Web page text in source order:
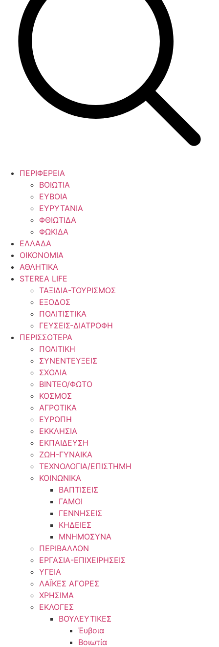
ΠΕΡΙΦΕΡΕΙΑ
ΒΟΙΩΤΙΑ
ΕΥΒΟΙΑ
ΕΥΡΥΤΑΝΙΑ
ΦΘΙΩΤΙΔΑ
ΦΩΚΙΔΑ
ΕΛΛΑΔΑ
ΟΙΚΟΝΟΜΙΑ
ΑΘΛΗΤΙΚΑ
STEREA LIFE
ΤΑΞΙΔΙΑ-ΤΟΥΡΙΣΜΟΣ
ΕΞΟΔΟΣ
ΠΟΛΙΤΙΣΤΙΚΑ
ΓΕΥΣΕΙΣ-ΔΙΑΤΡΟΦΗ
ΠΕΡΙΣΣΟΤΕΡΑ
ΠΟΛΙΤΙΚΗ
ΣΥΝΕΝΤΕΥΞΕΙΣ
ΣΧΟΛΙΑ
ΒΙΝΤΕΟ/ΦΩΤΟ
ΚΟΣΜΟΣ
ΑΓΡΟΤΙΚΑ
ΕΥΡΩΠΗ
ΕΚΚΛΗΣΙΑ
ΕΚΠΑΙΔΕΥΣΗ
ΖΩΗ-ΓΥΝΑΙΚΑ
ΤΕΧΝΟΛΟΓΙΑ/ΕΠΙΣΤΗΜΗ
ΚΟΙΝΩΝΙΚΑ
ΒΑΠΤΙΣΕΙΣ
ΓΑΜΟΙ
ΓΕΝΝΗΣΕΙΣ
ΚΗΔΕΙΕΣ
ΜΝΗΜΟΣΥΝΑ
ΠΕΡΙΒΑΛΛΟΝ
ΕΡΓΑΣΙΑ-ΕΠΙΧΕΙΡΗΣΕΙΣ
ΥΓΕΙΑ
ΛΑΪΚΕΣ ΑΓΟΡΕΣ
ΧΡΗΣΙΜΑ
ΕΚΛΟΓΕΣ
ΒΟΥΛΕΥΤΙΚΕΣ
Έυβοια
Βοιωτία